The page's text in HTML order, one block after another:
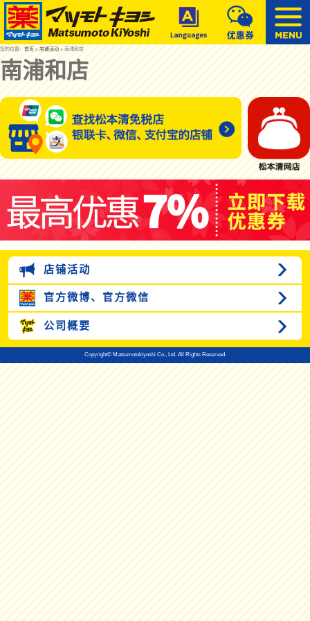
您的位置：首页»店铺活动» 南浦和店
南浦和店
店铺活动
官方微博、 官方微信
公司概要
Copyright© Matsumotokiyoshi Co., Ltd. All Rights Reserved.